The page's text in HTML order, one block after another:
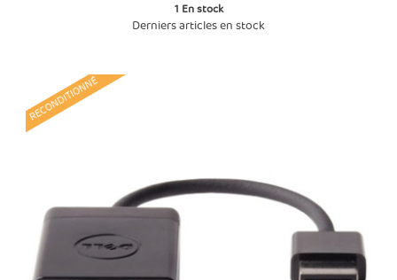
1 En stock
Derniers articles en stock
RECONDITIONNÉ